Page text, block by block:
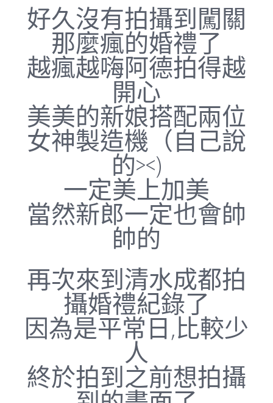
好久沒有拍攝到闖關
那麼瘋的婚禮了
越瘋越嗨阿德拍得越
開心
美美的新娘搭配兩位
女神製造機（自己說
的><)
一定美上加美
當然新郎一定也會帥
帥的
再次來到清水成都拍
攝婚禮紀錄了
因為是平常日,比較少
人
終於拍到之前想拍攝